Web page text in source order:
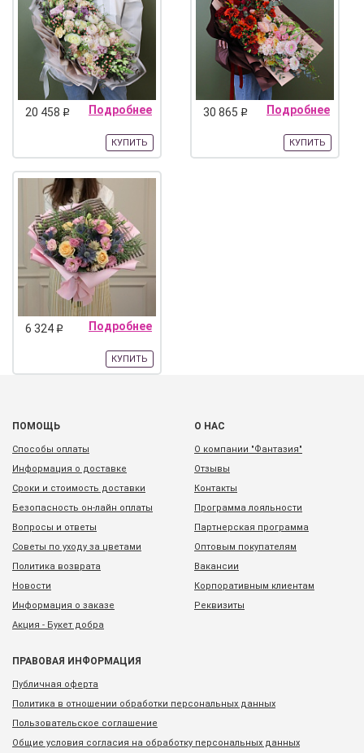
20 458 q Подробнее
КУПИТЬ
30 865 q Подробнее
КУПИТЬ
6 324 q Подробнее
КУПИТЬ
ПОМОЩЬ
Способы оплаты
Информация о доставке
Сроки и стоимость доставки
Безопасность он-лайн оплаты
Вопросы и ответы
Советы по уходу за цветами
Политика возврата
Новости
Информация о заказе
Акция - Букет добра
О НАС
О компании "Фантазия"
Отзывы
Контакты
Программа лояльности
Партнерская программа
Оптовым покупателям
Вакансии
Корпоративным клиентам
Реквизиты
ПРАВОВАЯ ИНФОРМАЦИЯ
Публичная оферта
Политика в отношении обработки персональных данных
Пользовательское соглашение
Общие условия согласия на обработку персональных данных